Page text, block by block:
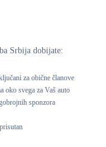
Srbija dobijate:
za obične članove
oko svega za Vaš auto
sponzora